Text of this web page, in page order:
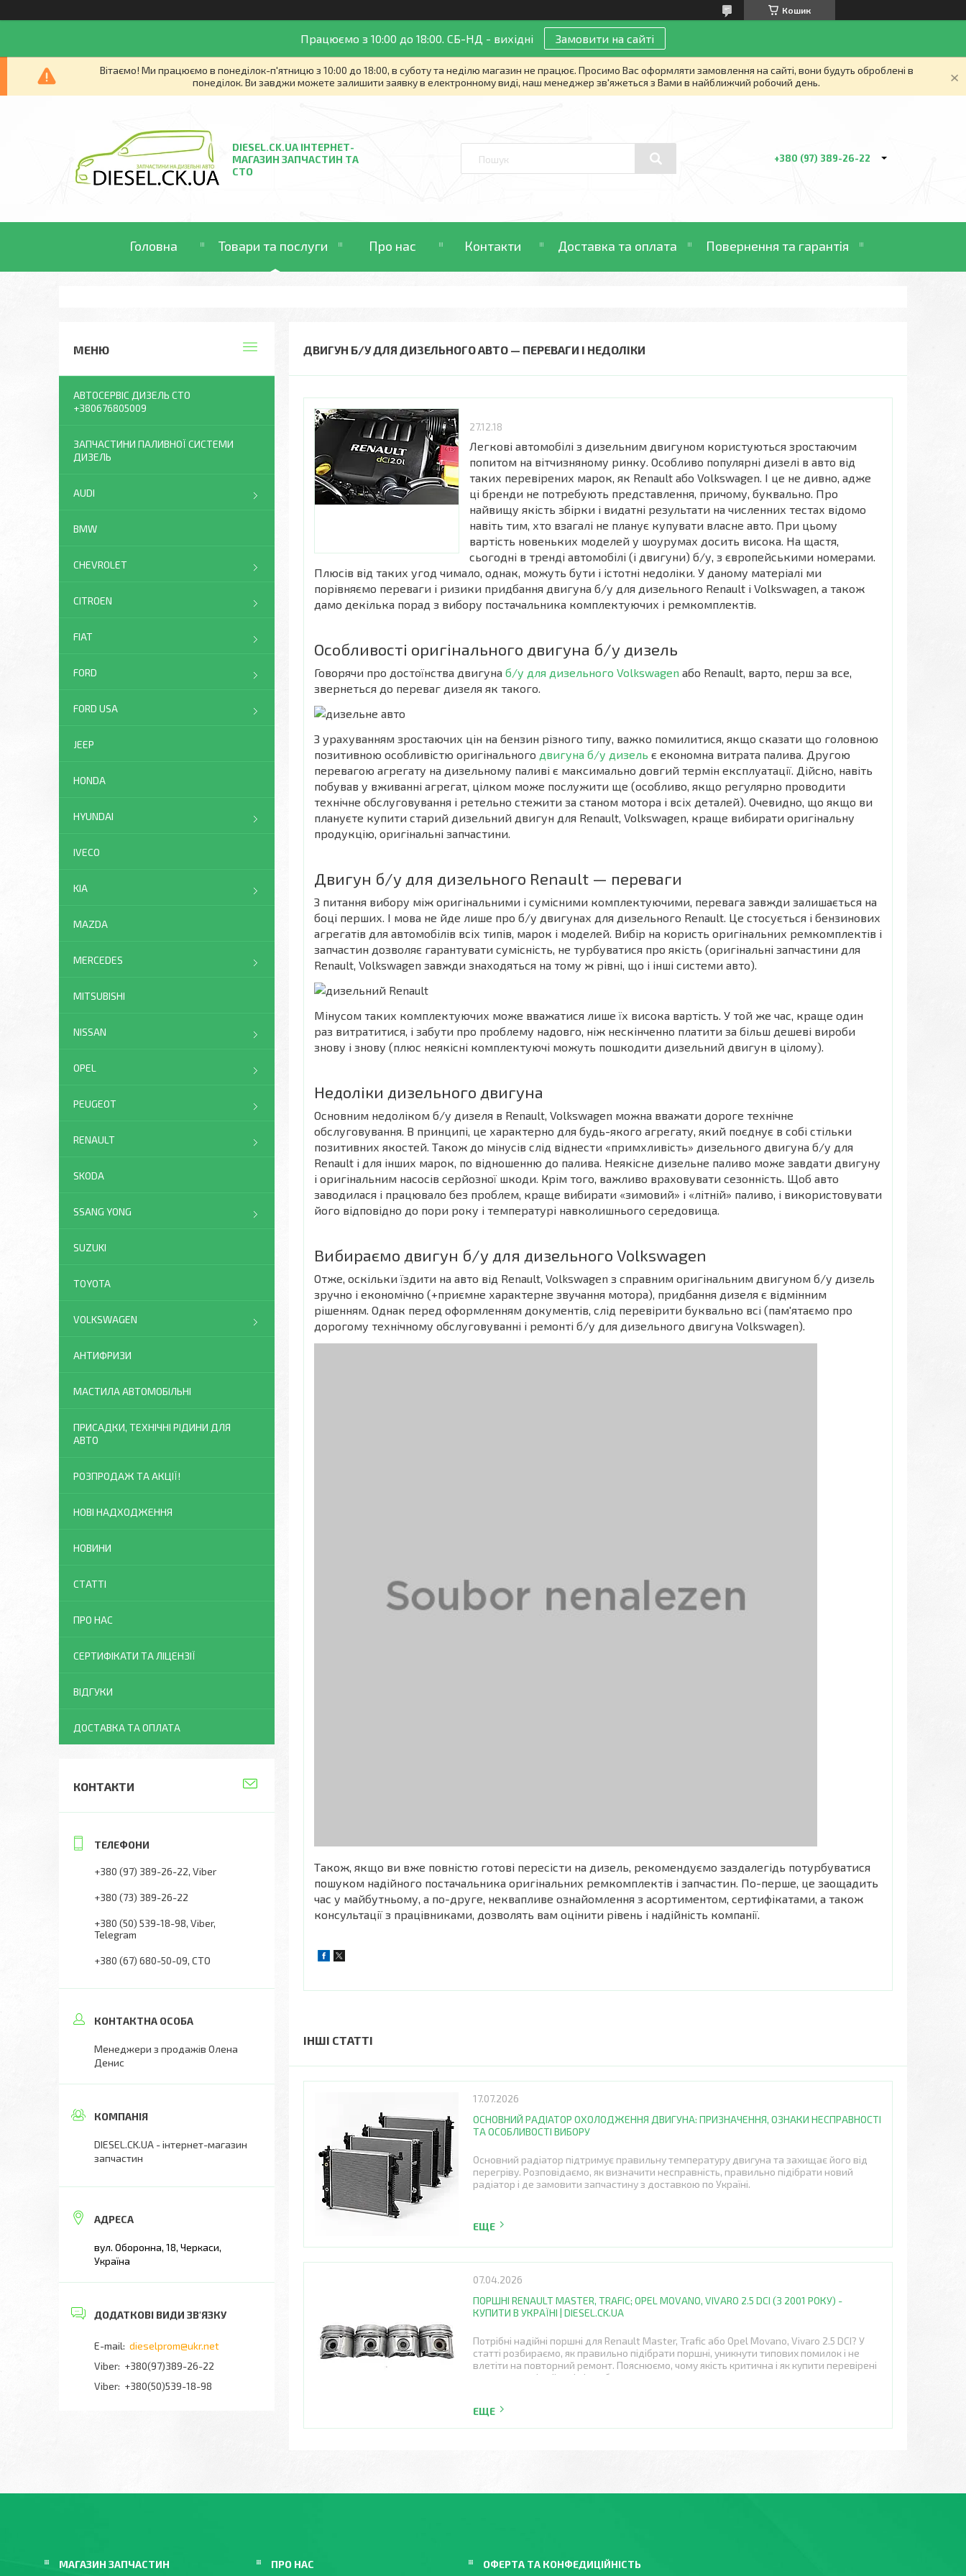
Кошик
Працюємо з 10:00 до 18:00. СБ-НД - вихідні Замовити на сайті
Вітаємо! Ми працюємо в понеділок-п'ятницю з 10:00 до 18:00, в суботу та неділю магазин не працює. Просимо Вас оформляти замовлення на сайті, вони будуть оброблені в
понеділок. Ви завджи можете залишити заявку в електронному виді, наш менеджер зв'яжеться з Вами в найближчий робочий день.
DIESEL.CK.UA ІНТЕРНЕТ-
МАГАЗИН ЗАПЧАСТИН ТА
СТО
+380 (97) 389-26-22
Головна Товари та послуги Про нас Контакти Доставка та оплата Повернення та гарантія
ДВИГУН Б/У ДЛЯ ДИЗЕЛЬНОГО АВТО — ПЕРЕВАГИ І НЕДОЛІКИ
27.12.18
Легкові автомобілі з дизельним двигуном користуються зростаючим
попитом на вітчизняному ринку. Особливо популярні дизелі в авто від
таких перевірених марок, як Renault або Volkswagen. І це не дивно, адже
ці бренди не потребують представлення, причому, буквально. Про
найвищу якість збірки і видатні результати на численних тестах відомо
навіть тим, хто взагалі не планує купувати власне авто. При цьому
вартість новеньких моделей у шоурумах досить висока. На щастя,
сьогодні в тренді автомобілі (і двигуни) б/у, з європейськими номерами.
Плюсів від таких угод чимало, однак, можуть бути і істотні недоліки. У даному матеріалі ми
порівняємо переваги і ризики придбання двигуна б/у для дизельного Renault і Volkswagen, а також
дамо декілька порад з вибору постачальника комплектуючих і ремкомплектів.
Особливості оригінального двигуна б/у дизель
Говорячи про достоїнства двигуна б/у для дизельного Volkswagen або Renault, варто, перш за все,
звернеться до переваг дизеля як такого.
З урахуванням зростаючих цін на бензин різного типу, важко помилитися, якщо сказати що головною
позитивною особливістю оригінального двигуна б/у дизель є економна витрата палива. Другою
перевагою агрегату на дизельному паливі є максимально довгий термін експлуатації. Дійсно, навіть
побував у вживанні агрегат, цілком може послужити ще (особливо, якщо регулярно проводити
технічне обслуговування і ретельно стежити за станом мотора і всіх деталей). Очевидно, що якщо ви
плануєте купити старий дизельний двигун для Renault, Volkswagen, краще вибирати оригінальну
продукцію, оригінальні запчастини.
Двигун б/у для дизельного Renault — переваги
З питання вибору між оригінальними і сумісними комплектуючими, перевага завжди залишається на
боці перших. І мова не йде лише про б/у двигунах для дизельного Renault. Це стосується і бензинових
агрегатів для автомобілів всіх типів, марок і моделей. Вибір на користь оригінальних ремкомплектів і
запчастин дозволяє гарантувати сумісність, не турбуватися про якість (оригінальні запчастини для
Renault, Volkswagen завжди знаходяться на тому ж рівні, що і інші системи авто).
Мінусом таких комплектуючих може вважатися лише їх висока вартість. У той же час, краще один
раз витратитися, і забути про проблему надовго, ніж нескінченно платити за більш дешеві вироби
знову і знову (плюс неякісні комплектуючі можуть пошкодити дизельний двигун в цілому).
Недоліки дизельного двигуна
Основним недоліком б/у дизеля в Renault, Volkswagen можна вважати дороге технічне
обслуговування. В принципі, це характерно для будь-якого агрегату, який поєднує в собі стільки
позитивних якостей. Також до мінусів слід віднести «примхливість» дизельного двигуна б/у для
Renault і для інших марок, по відношенню до палива. Неякісне дизельне паливо може завдати двигуну
і оригінальним насосів серйозної шкоди. Крім того, важливо враховувати сезонність. Щоб авто
заводилася і працювало без проблем, краще вибирати «зимовий» і «літній» паливо, і використовувати
його відповідно до пори року і температурі навколишнього середовища.
Вибираємо двигун б/у для дизельного Volkswagen
Отже, оскільки їздити на авто від Renault, Volkswagen з справним оригінальним двигуном б/у дизель
зручно і економічно (+приємне характерне звучання мотора), придбання дизеля є відмінним
рішенням. Однак перед оформленням документів, слід перевірити буквально всі (пам'ятаємо про
дорогому технічному обслуговуванні і ремонті б/у для дизельного двигуна Volkswagen).
Також, якщо ви вже повністю готові пересісти на дизель, рекомендуємо заздалегідь потурбуватися
пошуком надійного постачальника оригінальних ремкомплектів і запчастин. По-перше, це заощадить
час у майбутньому, а по-друге, неквапливе ознайомлення з асортиментом, сертифікатами, а також
консультації з працівниками, дозволять вам оцінити рівень і надійність компанії.
ІНШІ СТАТТІ
17.07.2026
ОСНОВНИЙ РАДІАТОР ОХОЛОДЖЕННЯ ДВИГУНА: ПРИЗНАЧЕННЯ, ОЗНАКИ НЕСПРАВНОСТІ
ТА ОСОБЛИВОСТІ ВИБОРУ
Основний радіатор підтримує правильну температуру двигуна та захищає його від
перегріву. Розповідаємо, як визначити несправність, правильно підібрати новий
радіатор і де замовити запчастину з доставкою по Україні.
07.04.2026
ПОРШНІ RENAULT MASTER, TRAFIC; OPEL MOVANO, VIVARO 2.5 DCI (З 2001 РОКУ) -
КУПИТИ В УКРАЇНІ | DIESEL.CK.UA
Потрібні надійні поршні для Renault Master, Trafic або Opel Movano, Vivaro 2.5 DCI? У
статті розбираємо, як правильно підібрати поршні, уникнути типових помилок і не
влетіти на повторний ремонт. Пояснюємо, чому якість критична і як купити перевірені
комплектуючі в diesel.ck.ua без ризику
АВТОСЕРВІС ДИЗЕЛЬ СТО
+380676805009
ЗАПЧАСТИНИ ПАЛИВНОЇ СИСТЕМИ
ДИЗЕЛЬ
AUDI
BMW
CHEVROLET
CITROEN
FIAT
FORD
FORD USA
JEEP
HONDA
HYUNDAI
IVECO
KIA
MAZDA
MERCEDES
MITSUBISHI
NISSAN
OPEL
PEUGEOT
RENAULT
SKODA
SSANG YONG
SUZUKI
TOYOTA
VOLKSWAGEN
АНТИФРИЗИ
МАСТИЛА АВТОМОБІЛЬНІ
ПРИСАДКИ, ТЕХНІЧНІ РІДИНИ ДЛЯ
АВТО
РОЗПРОДАЖ ТА АКЦІЇ!
НОВІ НАДХОДЖЕННЯ
НОВИНИ
СТАТТІ
ПРО НАС
СЕРТИФІКАТИ ТА ЛІЦЕНЗІЇ
ВІДГУКИ
ДОСТАВКА ТА ОПЛАТА
КОНТАКТИ
+380 (97) 389-26-22 Viber
+380 (73) 389-26-22
+380 (50) 539-18-98 Viber,
Telegram
+380 (67) 680-50-09 СТО
Менеджери з продажів Олена
Денис
DIESEL.CK.UA - інтернет-магазин
запчастин
вул. Оборонна, 18, Черкаси,
Україна
dieselprom@ukr.net
+380(97)389-26-22
Viber +380(50)539-18-98
МАГАЗИН ЗАПЧАСТИН ПРО НАС ОФЕРТА ТА КОНФЕДИЦІЙНІСТЬ